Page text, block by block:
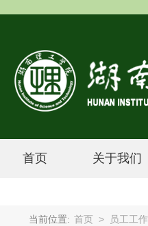
首页 关于我们
当前位置: 首页 > 员工工作